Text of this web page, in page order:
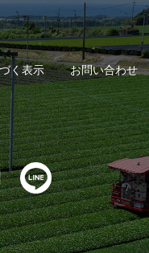
く表示 お問い合わせ